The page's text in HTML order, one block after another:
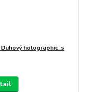
holographic_s